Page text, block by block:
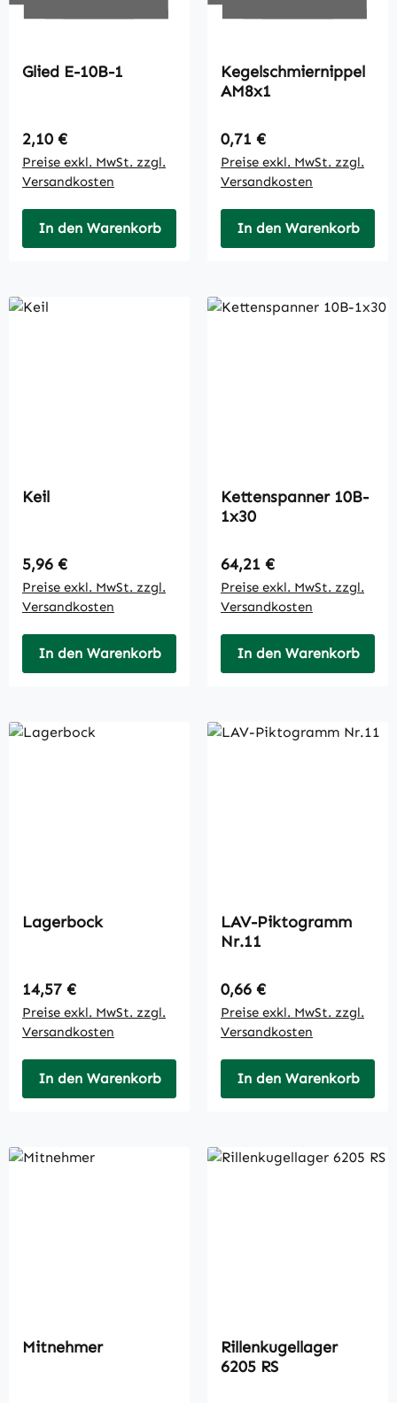
Glied E-10B-1
Regulärer Preis:
2,10 €
Preise exkl. MwSt. zzgl.
Versandkosten
In den Warenkorb
Kegelschmiernippel
AM8x1
Regulärer Preis:
0,71 €
Preise exkl. MwSt. zzgl.
Versandkosten
In den Warenkorb
Keil
Regulärer Preis:
5,96 €
Preise exkl. MwSt. zzgl.
Versandkosten
In den Warenkorb
Kettenspanner 10B-
1x30
Regulärer Preis:
64,21 €
Preise exkl. MwSt. zzgl.
Versandkosten
In den Warenkorb
Lagerbock
Regulärer Preis:
14,57 €
Preise exkl. MwSt. zzgl.
Versandkosten
In den Warenkorb
LAV-Piktogramm
Nr.11
Regulärer Preis:
0,66 €
Preise exkl. MwSt. zzgl.
Versandkosten
In den Warenkorb
Mitnehmer
Rillenkugellager
6205 RS